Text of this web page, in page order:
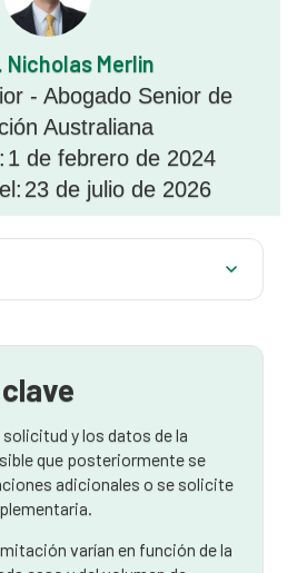
Nicholas Merlin
- Abogado Senior de
Australiana
1 de febrero de 2024
23 de julio de 2026
solicitud y los datos de la
que posteriormente se
adicionales o se solicite
varían en función de la